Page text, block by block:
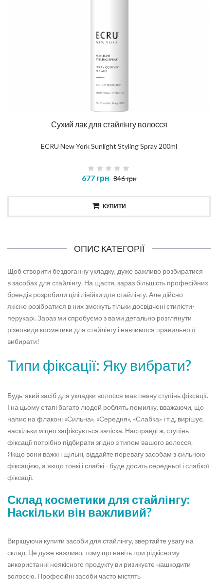
Сухий лак для стайлiнгу волосся
ECRU New York Sunlight Styling Spray 200ml
677 грн 846 грн
КУПИТИ
ОПИС КАТЕГОРІЇ
Щоб створити бездоганну укладку, дуже важливо розбиратися
в засобах для стайлінгу. На щастя, зараз більшість професійних
брендів розробили цілі лінійки для стайлінгу. Але дійсно
якісно розібратися в них зможуть тільки досвідчені стилісти-
перукарі. Зараз ми спробуємо з вами детально розглянути
різновиди косметики для стайлінгу і навчимося правильно її
вибирати!
Типи фіксації: Яку вибрати?
Будь-який засіб для укладки волосся має певну ступінь фіксації.
І на цьому етапі багато людей роблять помилку, вважаючи, що
напис на флаконі «Сильна», «Середня», «Слабка» і т.д. вирішує,
наскільки міцно зафіксується зачіска. Насправді ж, ступінь
фіксації потрібно підбирати згідно з типом вашого волосся.
Якщо вони важкі і щільні, віддайте перевагу засобам з сильною
фіксацією, а якщо тонкі і слабкі - буде досить середньої і слабкої
фіксації.
Склад косметики для стайлінгу:
Наскільки він важливий?
Вирішуючи купити засоби для стайлінгу, звертайте увагу на
склад. Це дуже важливо, тому що навіть при рідкісному
використанні неякісного продукту ви ризикуєте нашкодити
волоссю. Професійні засоби часто містять